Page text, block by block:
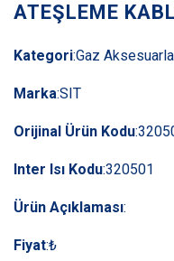
ATEŞLEME
Kategori:Gaz
Marka:SIT
Orijinal Ürün Kodu:
Inter Isı Kodu:320501
Ürün Açıklaması:
Fiyat:₺